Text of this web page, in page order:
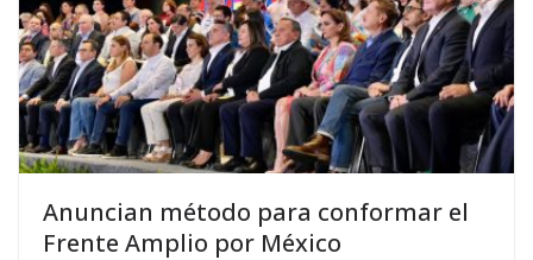
Anuncian método para conformar el
Frente Amplio por México